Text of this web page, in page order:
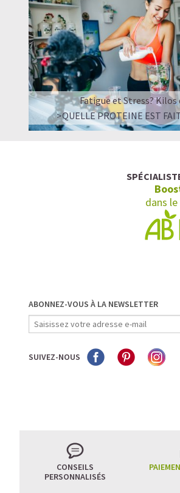
Fatigue et Stress? Kilos
>QUELLE PROTEINE EST
dans
ABONNEZ-VOUS À LA NEWSLETTER
SUIVEZ-NOUS
CONSEILS
PERSONNALISÉS